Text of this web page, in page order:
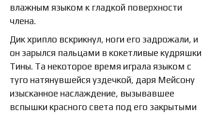
влажным языком к гладкой поверхности
члена.
Дик хрипло вскрикнул, ноги его задрожали, и
он зарылся пальцами в кокетливые кудряшки
Тины. Та некоторое время играла языком с
туго натянувшейся уздечкой, даря Мейсону
изысканное наслаждение, вызывавшее
вспышки красного света под его закрытыми